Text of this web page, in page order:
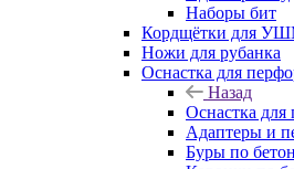
Наборы бит
Кордщётки для
Ножи для рубанка
Оснастка для
Назад
Оснастка для
Адаптеры и
Буры по